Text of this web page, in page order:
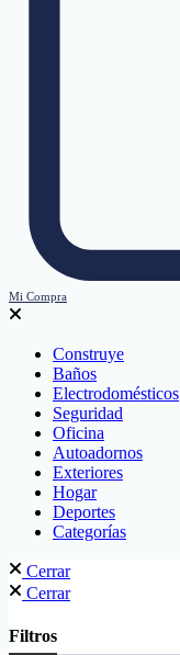
Mi Compra
Construye
Baños
Electrodomésticos
Seguridad
Oficina
Autoadornos
Exteriores
Hogar
Deportes
Categorías
Cerrar
Cerrar
Filtros